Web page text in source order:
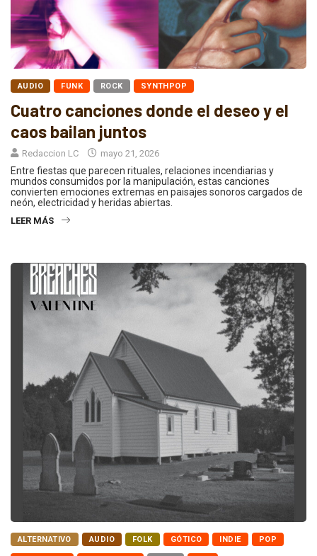
AUDIO FUNK ROCK SYNTHPOP
Cuatro canciones donde el deseo y el
caos bailan juntos
Redaccion LC mayo 21, 2026
Entre fiestas que parecen rituales, relaciones incendiarias y
mundos consumidos por la manipulación, estas canciones
convierten emociones extremas en paisajes sonoros cargados de
neón, electricidad y heridas abiertas.
LEER MÁS
ALTERNATIVO AUDIO FOLK GÓTICO INDIE POP